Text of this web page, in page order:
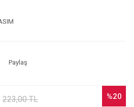
Paylaş
%20
223,00 TL